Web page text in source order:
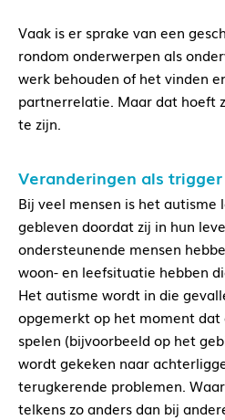
Vaak is er sprake van een
rondom onderwerpen als
werk behouden of het vinden
partnerrelatie. Maar dat hoeft
te zijn.
Veranderingen als trigger
Bij veel mensen is het autisme
gebleven doordat zij in hun
ondersteunende mensen
woon- en leefsituatie hebben
Het autisme wordt in die
opgemerkt op het moment
spelen (bijvoorbeeld op het
wordt gekeken naar
terugkerende problemen.
telkens zo anders dan bij